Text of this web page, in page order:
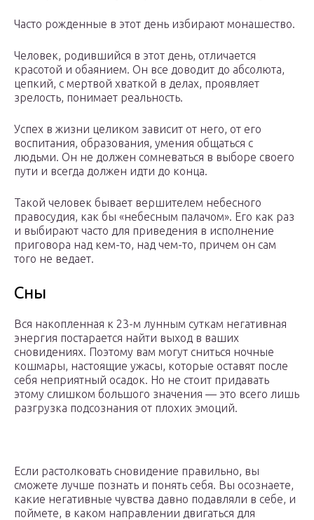
Часто рожденные в этот день избирают монашество.
Человек, родившийся в этот день, отличается
красотой и обаянием. Он все доводит до абсолюта,
цепкий, с мертвой хваткой в делах, проявляет
зрелость, понимает реальность.
Успех в жизни целиком зависит от него, от его
воспитания, образования, умения общаться с
людьми. Он не должен сомневаться в выборе своего
пути и всегда должен идти до конца.
Такой человек бывает вершителем небесного
правосудия, как бы «небесным палачом». Его как раз
и выбирают часто для приведения в исполнение
приговора над кем-то, над чем-то, причем он сам
того не ведает.
Сны
Вся накопленная к 23-м лунным суткам негативная
энергия постарается найти выход в ваших
сновидениях. Поэтому вам могут сниться ночные
кошмары, настоящие ужасы, которые оставят после
себя неприятный осадок. Но не стоит придавать
этому слишком большого значения — это всего лишь
разгрузка подсознания от плохих эмоций.
Если растолковать сновидение правильно, вы
сможете лучше познать и понять себя. Вы осознаете,
какие негативные чувства давно подавляли в себе, и
поймете, в каком направлении двигаться для